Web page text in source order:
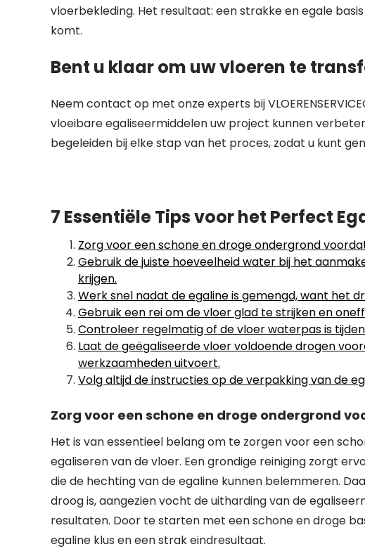
vloerbekleding. Het resultaat: een strakke en egale
komt.
Bent u klaar om uw vloeren te
Neem contact op met onze experts bij
vloeibare egaliseermiddelen uw project kunnen
begeleiden bij elke stap van het proces, zodat u kunt
7 Essentiële Tips voor het Perfect
Zorg voor een schone en droge ondergrond
Gebruik de juiste hoeveelheid water bij het
krijgen.
Werk snel nadat de egaline is gemengd, want het
Gebruik een rei om de vloer glad te strijken en
Controleer regelmatig of de vloer waterpas is
Laat de geëgaliseerde vloer voldoende drogen
werkzaamheden uitvoert.
Volg altijd de instructies op de verpakking van de
Zorg voor een schone en droge ondergrond
Het is van essentieel belang om te zorgen voor een
egaliseren van de vloer. Een grondige reiniging zorgt
die de hechting van de egaline kunnen belemmeren.
droog is, aangezien vocht de uitharding van de
resultaten. Door te starten met een schone en droge
egaline klus en een strak eindresultaat.